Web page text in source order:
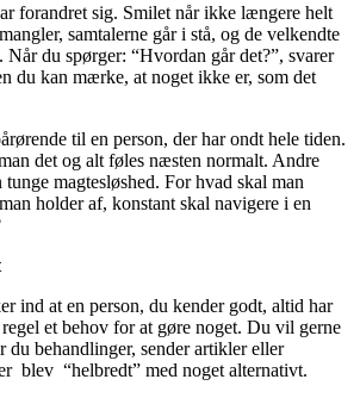
forandret sig. Smilet når ikke længere helt
samtalerne går i stå, og de velkendte
du spørger: “Hvordan går det?”, svarer
du kan mærke, at noget ikke er, som det
til en person, der har ondt hele tiden.
det og alt føles næsten normalt. Andre
magtesløshed. For hvad skal man
holder af, konstant skal navigere i en
ind at en person, du kender godt, altid har
et behov for at gøre noget. Du vil gerne
behandlinger, sender artikler eller
blev “helbredt” med noget alternativt.